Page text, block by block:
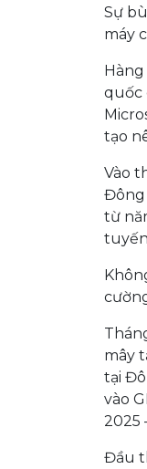
Sự
máy
quốc
tạo
Vào
Đông
từ
mây
tại
vào
2025
Đầu